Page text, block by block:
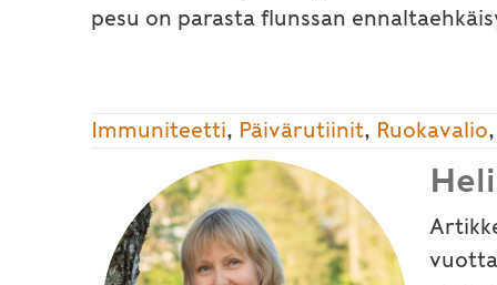
pesu on parasta flunssan
Immuniteetti, Päivärutiinit, Ruokavalio,